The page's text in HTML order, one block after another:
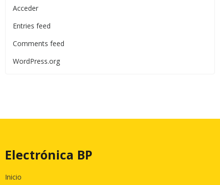
Acceder
Entries feed
Comments feed
WordPress.org
Electrónica BP
Inicio